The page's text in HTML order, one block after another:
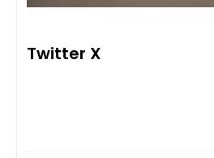
Twitter X